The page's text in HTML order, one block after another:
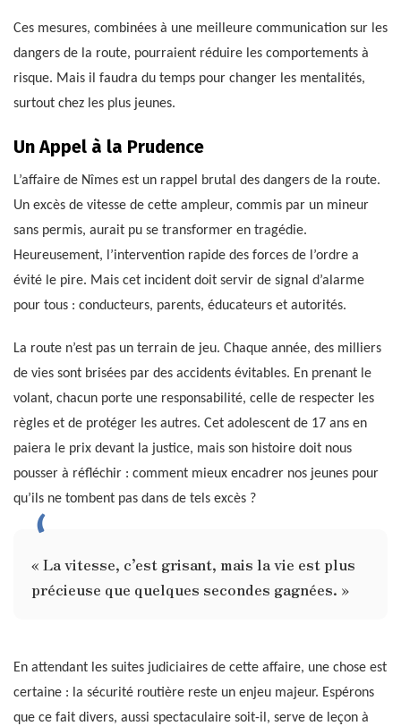
Ces mesures, combinées à une meilleure communication sur les
dangers de la route, pourraient réduire les comportements à
risque. Mais il faudra du temps pour changer les mentalités,
surtout chez les plus jeunes.
Un Appel à la Prudence
L’affaire de Nîmes est un rappel brutal des dangers de la route.
Un excès de vitesse de cette ampleur, commis par un mineur
sans permis, aurait pu se transformer en tragédie.
Heureusement, l’intervention rapide des forces de l’ordre a
évité le pire. Mais cet incident doit servir de signal d’alarme
pour tous : conducteurs, parents, éducateurs et autorités.
La route n’est pas un terrain de jeu. Chaque année, des milliers
de vies sont brisées par des accidents évitables. En prenant le
volant, chacun porte une responsabilité, celle de respecter les
règles et de protéger les autres. Cet adolescent de 17 ans en
paiera le prix devant la justice, mais son histoire doit nous
pousser à réfléchir : comment mieux encadrer nos jeunes pour
qu’ils ne tombent pas dans de tels excès ?
« La vitesse, c’est grisant, mais la vie est plus
précieuse que quelques secondes gagnées. »
En attendant les suites judiciaires de cette affaire, une chose est
certaine : la sécurité routière reste un enjeu majeur. Espérons
que ce fait divers, aussi spectaculaire soit-il, serve de leçon à